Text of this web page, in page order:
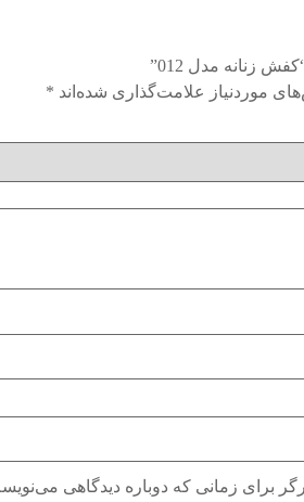
زنانه مدل 012”
موردنیاز علامت‌گذاری شده‌اند *
برای زمانی که دوباره دیدگاهی